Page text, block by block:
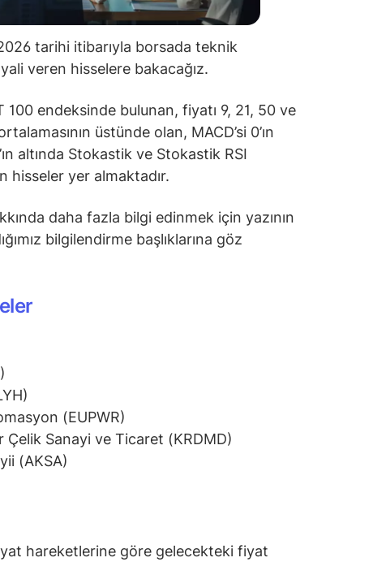
tarihi itibarıyla borsada teknik
veren hisselere bakacağız.
100 endeksinde bulunan, fiyatı 9, 21, 50 ve
üstünde olan, MACD’si 0’ın
altında Stokastik ve Stokastik RSI
hisseler yer almaktadır.
daha fazla bilgi edinmek için yazının
bilgilendirme başlıklarına göz
(EUPWR)
Çelik Sanayi ve Ticaret (KRDMD)
(AKSA)
hareketlerine göre gelecekteki fiyat